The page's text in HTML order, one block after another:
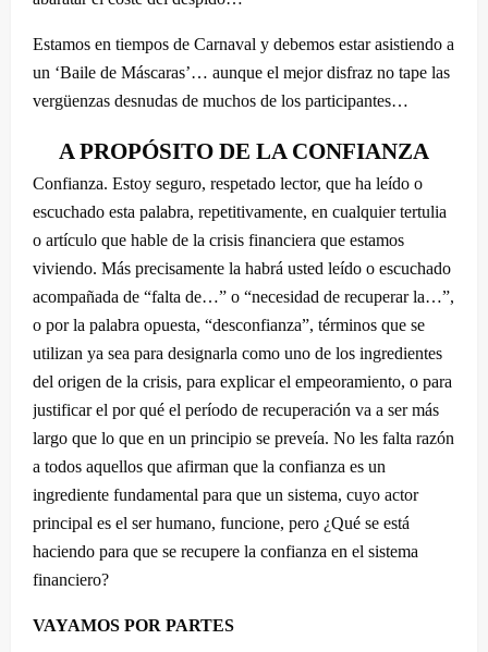
Estamos en tiempos de Carnaval y debemos estar asistiendo a
un ‘Baile de Máscaras’… aunque el mejor disfraz no tape las
vergüenzas desnudas de muchos de los participantes…
A PROPÓSITO DE LA CONFIANZA
Confianza. Estoy seguro, respetado lector, que ha leído o
escuchado esta palabra, repetitivamente, en cualquier tertulia
o artículo que hable de la crisis financiera que estamos
viviendo. Más precisamente la habrá usted leído o escuchado
acompañada de “falta de…” o “necesidad de recuperar la…”,
o por la palabra opuesta, “desconfianza”, términos que se
utilizan ya sea para designarla como uno de los ingredientes
del origen de la crisis, para explicar el empeoramiento, o para
justificar el por qué el período de recuperación va a ser más
largo que lo que en un principio se preveía. No les falta razón
a todos aquellos que afirman que la confianza es un
ingrediente fundamental para que un sistema, cuyo actor
principal es el ser humano, funcione, pero ¿Qué se está
haciendo para que se recupere la confianza en el sistema
financiero?
VAYAMOS POR PARTES